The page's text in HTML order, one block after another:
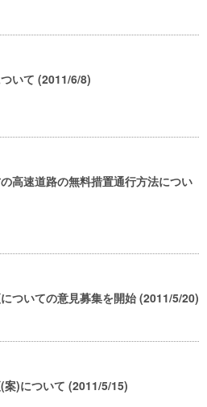
いて (2011/6/8)
高速道路の無料措置通行方法につい
ついての意見募集を開始 (2011/5/20)
)について (2011/5/15)